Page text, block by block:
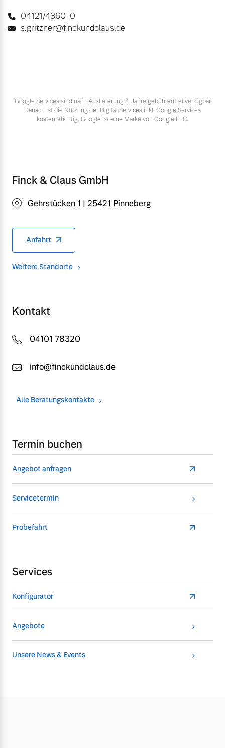
04121/4360-0
s.gritzner@finckundclaus.de
*Google Services sind nach Auslieferung 4 Jahre gebührenfrei verfügbar.
Danach ist die Nutzung der Digital Services inkl. Google Services
kostenpflichtig. Google ist eine Marke von Google LLC.
Finck & Claus GmbH
Gehrstücken 1 | 25421 Pinneberg
Anfahrt
Weitere Standorte
Kontakt
04101 78320
info@finckundclaus.de
Alle Beratungskontakte
Termin buchen
Angebot anfragen
Servicetermin
Probefahrt
Services
Konfigurator
Angebote
Unsere News & Events